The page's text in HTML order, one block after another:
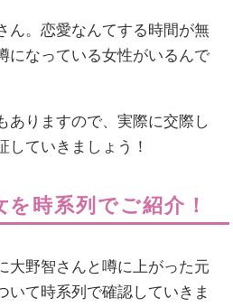
ん。恋愛なんてする時間が無
になっている女性がいるんで
ありますので、実際に交際し
していきましょう！
時系列でご紹介！
大野智さんと噂に上がった元
いて時系列で確認していきま